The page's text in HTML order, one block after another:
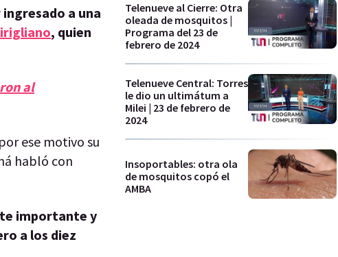
a una
, quien
al
ese motivo su
habló con
importante y
a los diez
Telenueve al Cierre: Otra
oleada de mosquitos |
Programa del 23 de
febrero de 2024
Telenueve Central: Torres
le dio un ultimátum a
Milei | 23 de febrero de
2024
Insoportables: otra ola
de mosquitos copó el
AMBA